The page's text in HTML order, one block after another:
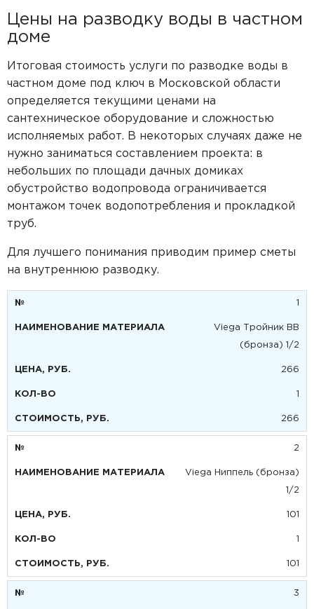
Цены на разводку воды в частном
доме
Итоговая стоимость услуги по разводке воды в
частном доме под ключ в Московской области
определяется текущими ценами на
сантехническое оборудование и сложностью
исполняемых работ. В некоторых случаях даже не
нужно заниматься составлением проекта: в
небольших по площади дачных домиках
обустройство водопровода ограничивается
монтажом точек водопотребления и прокладкой
труб.
Для лучшего понимания приводим пример сметы
на внутреннюю разводку.
1
Viega Тройник ВВ
(бронза) 1/2
266
1
266
2
Viega Ниппель (бронза)
1/2
101
1
101
3